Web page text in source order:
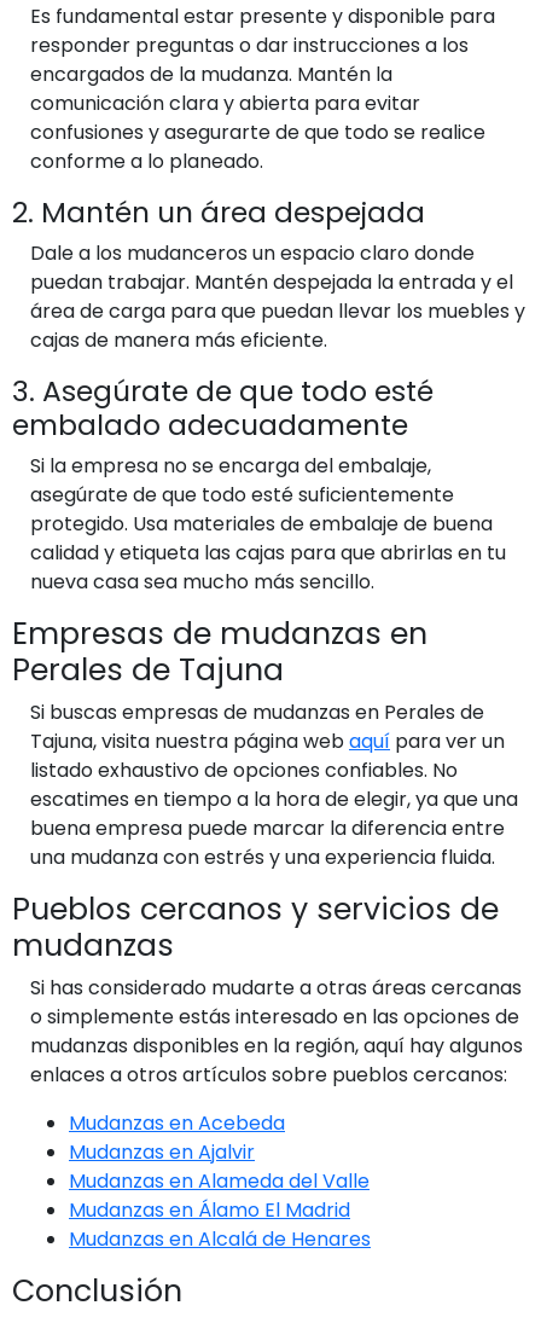
Es fundamental estar presente y disponible para
responder preguntas o dar instrucciones a los
encargados de la mudanza. Mantén la
comunicación clara y abierta para evitar
confusiones y asegurarte de que todo se realice
conforme a lo planeado.
2. Mantén un área despejada
Dale a los mudanceros un espacio claro donde
puedan trabajar. Mantén despejada la entrada y el
área de carga para que puedan llevar los muebles y
cajas de manera más eficiente.
3. Asegúrate de que todo esté
embalado adecuadamente
Si la empresa no se encarga del embalaje,
asegúrate de que todo esté suficientemente
protegido. Usa materiales de embalaje de buena
calidad y etiqueta las cajas para que abrirlas en tu
nueva casa sea mucho más sencillo.
Empresas de mudanzas en
Perales de Tajuna
Si buscas empresas de mudanzas en Perales de
Tajuna, visita nuestra página webaquí para ver un
listado exhaustivo de opciones confiables. No
escatimes en tiempo a la hora de elegir, ya que una
buena empresa puede marcar la diferencia entre
una mudanza con estrés y una experiencia fluida.
Pueblos cercanos y servicios de
mudanzas
Si has considerado mudarte a otras áreas cercanas
o simplemente estás interesado en las opciones de
mudanzas disponibles en la región, aquí hay algunos
enlaces a otros artículos sobre pueblos cercanos:
Mudanzas en Acebeda
Mudanzas en Ajalvir
Mudanzas en Alameda del Valle
Mudanzas en Álamo El Madrid
Mudanzas en Alcalá de Henares
Conclusión